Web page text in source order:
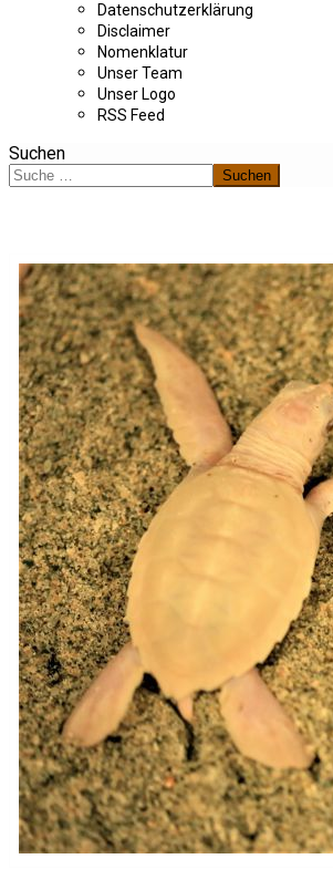
Datenschutzerklärung
Disclaimer
Nomenklatur
Unser Team
Unser Logo
RSS Feed
Suchen
Suchen